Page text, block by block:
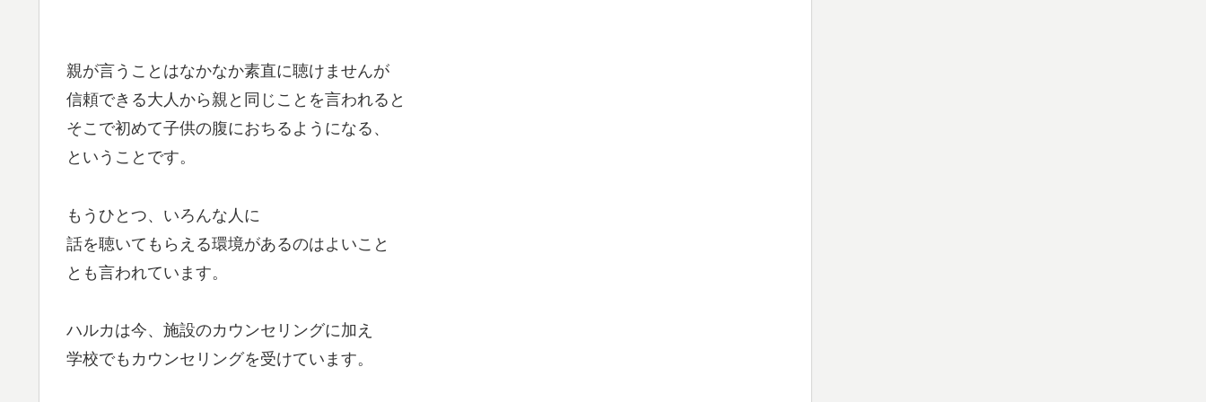
親が言うことはなかなか素直に聴けませんが
信頼できる大人から親と同じことを言われると
そこで初めて子供の腹におちるようになる、
ということです。
もうひとつ、いろんな人に
話を聴いてもらえる環境があるのはよいこと
とも言われています。
ハルカは今、施設のカウンセリングに加え
学校でもカウンセリングを受けています。